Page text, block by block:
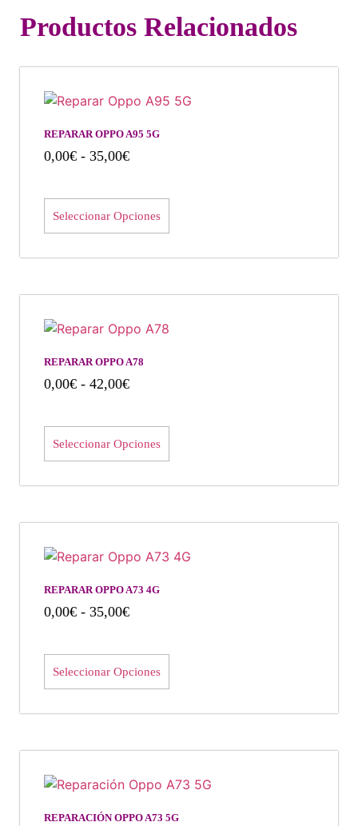
Productos Relacionados
REPARAR OPPO A95 5G
0,00€ - 35,00€
Seleccionar Opciones
REPARAR OPPO A78
0,00€ - 42,00€
Seleccionar Opciones
REPARAR OPPO A73 4G
0,00€ - 35,00€
Seleccionar Opciones
REPARACIÓN OPPO A73 5G